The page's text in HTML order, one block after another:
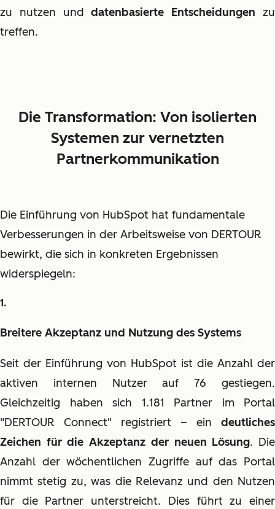
zu nutzen unddatenbasierte Entscheidungen zu
treffen.
Die Transformation: Von isolierten
Systemen zur vernetzten
Partnerkommunikation
Die Einführung von HubSpot hat fundamentale
Verbesserungen in der Arbeitsweise von DERTOUR
bewirkt, die sich in konkreten Ergebnissen
widerspiegeln:
Breitere Akzeptanz und Nutzung des Systems
Seit der Einführung von HubSpot ist die Anzahl der
aktiven internen Nutzer auf 76 gestiegen.
Gleichzeitig haben sich 1.181 Partner im Portal
"DERTOUR Connect" registriert – ein deutliches
Zeichen für die Akzeptanz der neuen Lösung. Die
Anzahl der wöchentlichen Zugriffe auf das Portal
nimmt stetig zu, was die Relevanz und den Nutzen
für die Partner unterstreicht. Dies führt zu einer